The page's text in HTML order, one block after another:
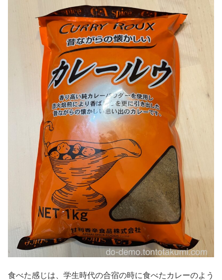
食べた感じは、学生時代の合宿の時に食べたカレーのよう